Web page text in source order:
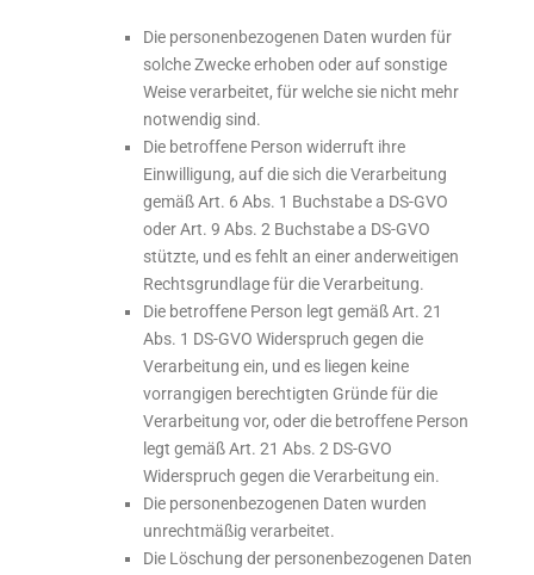
Die personenbezogenen Daten wurden für
solche Zwecke erhoben oder auf sonstige
Weise verarbeitet, für welche sie nicht mehr
notwendig sind.
Die betroffene Person widerruft ihre
Einwilligung, auf die sich die Verarbeitung
gemäß Art. 6 Abs. 1 Buchstabe a DS-GVO
oder Art. 9 Abs. 2 Buchstabe a DS-GVO
stützte, und es fehlt an einer anderweitigen
Rechtsgrundlage für die Verarbeitung.
Die betroffene Person legt gemäß Art. 21
Abs. 1 DS-GVO Widerspruch gegen die
Verarbeitung ein, und es liegen keine
vorrangigen berechtigten Gründe für die
Verarbeitung vor, oder die betroffene Person
legt gemäß Art. 21 Abs. 2 DS-GVO
Widerspruch gegen die Verarbeitung ein.
Die personenbezogenen Daten wurden
unrechtmäßig verarbeitet.
Die Löschung der personenbezogenen Daten